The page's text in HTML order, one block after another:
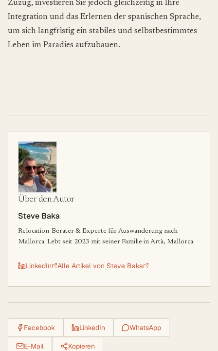
Zuzug, investieren Sie jedoch gleichzeitig in Ihre
Integration und das Erlernen der spanischen Sprache,
um sich langfristig ein stabiles und selbstbestimmtes
Leben im Paradies aufzubauen.
Über den Autor
Steve Baka
Relocation-Berater & Experte für Auswanderung nach
Mallorca. Lebt seit 2023 mit seiner Familie in Artà, Mallorca.
LinkedIn Alle Artikel von Steve Baka
Facebook LinkedIn WhatsApp
E-Mail Kopieren